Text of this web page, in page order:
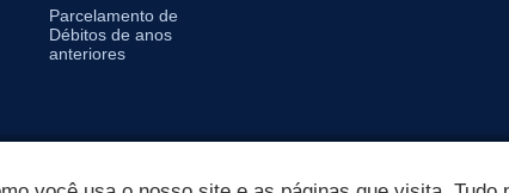
Parcelamento de
Débitos de anos
anteriores